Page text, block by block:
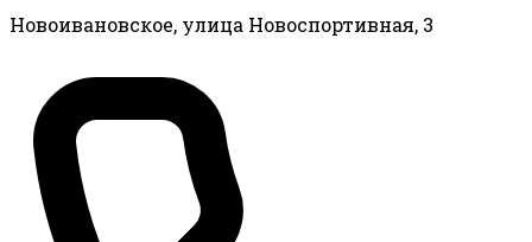
Новоивановское, улица Новоспортивная, 3